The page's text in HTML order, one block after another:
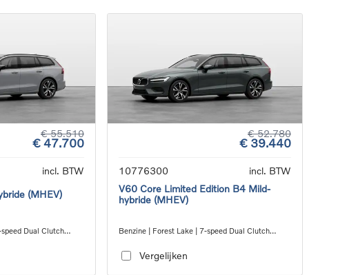
€ 55.510
€ 47.700
incl. BTW
(MHEV)
Dual Clutch
€ 52.780
€ 39.440
10776300
incl. BTW
V60 Core Limited Edition B4 Mild-
hybride (MHEV)
Benzine | Forest Lake | 7-speed Dual Clutch
Vergelijken